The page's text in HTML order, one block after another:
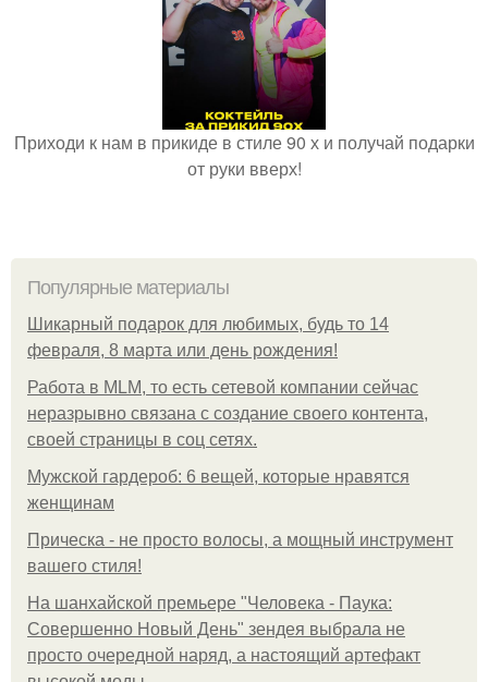
Приходи к нам в прикиде в стиле 90 х и получай подарки
от руки вверх!
Популярные материалы
Шикарный подарок для любимых, будь то 14
февраля, 8 марта или день рождения!
Работа в MLM, то есть сетевой компании сейчас
неразрывно связана с создание своего контента,
своей страницы в соц сетях.
Мужской гардероб: 6 вещей, которые нравятся
женщинам
Прическа - не просто волосы, а мощный инструмент
вашего стиля!
На шанхайской премьере "Человека - Паука:
Совершенно Новый День" зендея выбрала не
просто очередной наряд, а настоящий артефакт